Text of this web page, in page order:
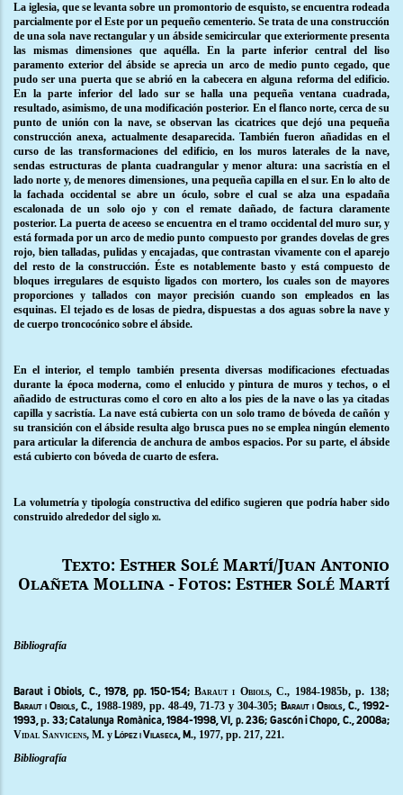
La iglesia, que se levanta sobre un promontorio de esquisto, se encuentra rodeada
parcialmente por el Este por un pequeño cementerio. Se trata de una construcción
de una sola nave rectangular y un ábside semicircular que exteriormente presenta
las mismas dimensiones que aquélla. En la parte inferior central del liso
paramento exterior del ábside se aprecia un arco de medio punto cegado, que
pudo ser una puerta que se abrió en la cabecera en alguna reforma del edificio.
En la parte inferior del lado sur se halla una pequeña ventana cuadrada,
resultado, asimismo, de una modificación posterior. En el flanco norte, cerca de su
punto de unión con la nave, se observan las cicatrices que dejó una pequeña
construcción anexa, actualmente desaparecida. También fueron añadidas en el
curso de las transformaciones del edificio, en los muros laterales de la nave,
sendas estructuras de planta cuadrangular y menor altura: una sacristía en el
lado norte y, de menores dimensiones, una pequeña capilla en el sur. En lo alto de
la fachada occidental se abre un óculo, sobre el cual se alza una espadaña
escalonada de un solo ojo y con el remate dañado, de factura claramente
posterior. La puerta de aceeso se encuentra en el tramo occidental del muro sur, y
está formada por un arco de medio punto compuesto por grandes dovelas de gres
rojo, bien talladas, pulidas y encajadas, que contrastan vivamente con el aparejo
del resto de la construcción. Éste es notablemente basto y está compuesto de
bloques irregulares de esquisto ligados con mortero, los cuales son de mayores
proporciones y tallados con mayor precisión cuando son empleados en las
esquinas. El tejado es de losas de piedra, dispuestas a dos aguas sobre la nave y
de cuerpo troncocónico sobre el ábside.
En el interior, el templo también presenta diversas modificaciones efectuadas
durante la época moderna, como el enlucido y pintura de muros y techos, o el
añadido de estructuras como el coro en alto a los pies de la nave o las ya citadas
capilla y sacristía. La nave está cubierta con un solo tramo de bóveda de cañón y
su transición con el ábside resulta algo brusca pues no se emplea ningún elemento
para articular la diferencia de anchura de ambos espacios. Por su parte, el ábside
está cubierto con bóveda de cuarto de esfera.
La volumetría y tipología constructiva del edifico sugieren que podría haber sido
construido alrededor del siglo xi.
Texto: Esther Solé Martí/Juan Antonio
Olañeta Mollina - Fotos: Esther Solé Martí
Bibliografía
Baraut i Obiols, C.,1978, pp. 150-154; Baraut i Obiols, C., 1984-1985b, p. 138;
Baraut i Obiols, C., 1988-1989, pp. 48-49, 71-73 y 304-305; Baraut i Obiols, C., 1992-
1993,p. 33;Catalunya Romànica,1984-1998,VI, p. 236; Gascón i Chopo, C., 2008a;
Vidal Sanvicens, M. y López i Vilaseca, M., 1977, pp. 217, 221.
Bibliografía